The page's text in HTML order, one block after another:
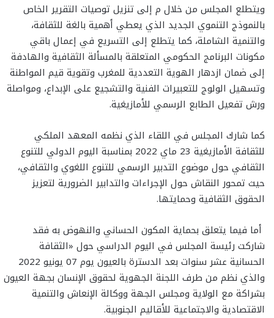
ويتطلع المجلس من خلال م إلى تنزيل توصيات التقرير الخاص
بالنموذج التنموي الجديد الذي يعطي أهمية بالغة للثقافة،
والتنمية الشاملة، كما يتطلع إلى التسريع في إعمال باقي
مكونات البرنامج الحكومي المتعلقة بالمسألة الثقافية والهادفة
إلى ضمان ازدهار الهوية التعددية للمغرب وتقوية قيم المواطنة
وتسهيل الولوج للتعبيرات الفنية والتشجيع على الإبداع، ومواصلة
ورش تفعيل الطابع الرسمي للأمازيغية.
كما شارك المجلس في اللقاء الذي نظمه المعهد الملكي
للثقافة الأمازيغية 23 ماي 2022 بمناسبة اليوم الدولي للتنوع
الثقافي حول موضوع التدبير الرسمي للتنوع اللغوي والثقافي،
حيث تمحور النقاش حول الإجراءات والتدابير الضرورية لتعزيز
الحقوق الثقافية وحمايتها.
أما فيما يتعلق بحماية المكون الحساني والنهوض به فقد
شاركت رئيسة المجلس في اليوم الدراسي حول «الثقافة
الحسانية عشر سنوات بعد الدسترة بالعيون يوم 07 يونيو 2022
والذي نظم من طرف اللجنة الجهوية لحقوق الإنسان بجهة العيون
بشراكة مع الولاية ومجلس الجهة ووكالة الإنعاش والتنمية
الاقتصادية والاجتماعية للأقاليم الجنوبية.